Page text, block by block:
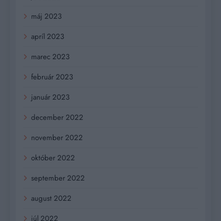
máj 2023
apríl 2023
marec 2023
február 2023
január 2023
december 2022
november 2022
október 2022
september 2022
august 2022
júl 2022